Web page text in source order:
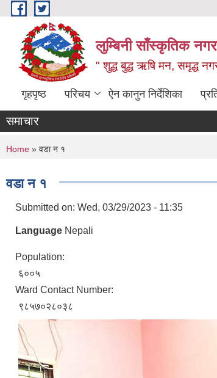
Skip to main content
लुम्बिनी साँस्कृतिक
" शुद्ध बुद्ध ऋषि मन, समृद्ध
गृहपृष्ठ परिचय ऐन कानुन निर्देशिका
समाचार
You are here
Home » वडा न १
वडा न १
Submitted on: Wed, 03/29/2023 - 11:35
Language Nepali
Population:
६००५
Ward Contact Number:
९८५७०२८०३८